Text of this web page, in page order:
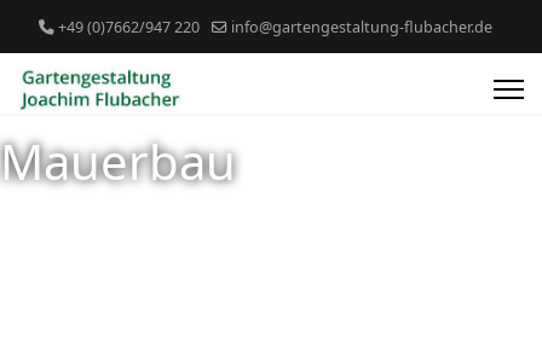
+49 (0)7662/947 220 info@gartengestaltung-flubacher.de
Mauerbau